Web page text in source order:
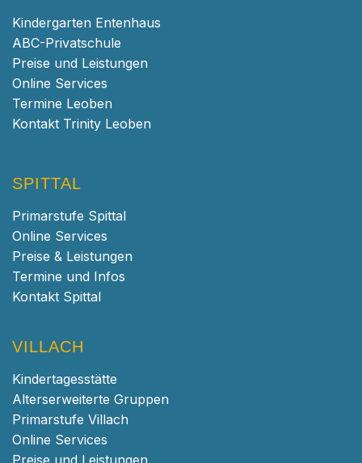
Kindergarten Entenhaus
ABC-Privatschule
Preise und Leistungen
Online Services
Termine Leoben
Kontakt Trinity Leoben
SPITTAL
Primarstufe Spittal
Online Services
Preise & Leistungen
Termine und Infos
Kontakt Spittal
VILLACH
Kindertagesstätte
Alterserweiterte Gruppen
Primarstufe Villach
Online Services
Preise und Leistungen